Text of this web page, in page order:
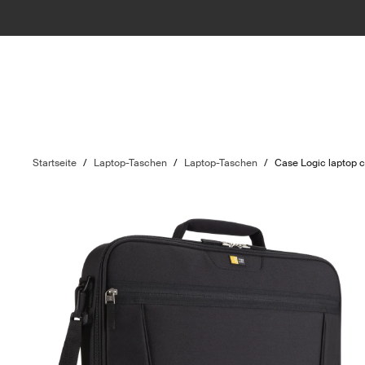
Startseite / Laptop-Taschen / Laptop-Taschen / Case Logic laptop